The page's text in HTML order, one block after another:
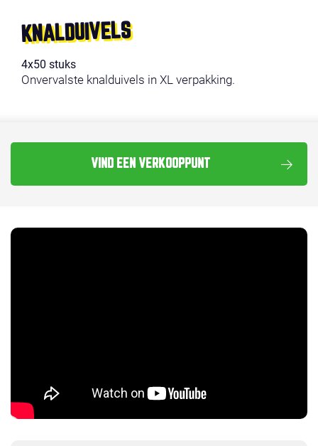
KNALDUIVELS
4x50 stuks
Onvervalste knalduivels in XL verpakking.
VIND EEN VERKOOPPUNT